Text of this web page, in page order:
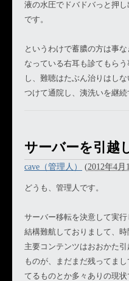
液の水圧でドバドバっと押
です。
というわけで蓄膿の方は事
なっている右耳も診てもら
し、難聴はたぶん治りはし
つけて通院し、洟洗いを継
サーバーを引越
cave（管理人） (2012年4月
どうも、管理人です。
サーバー移転を決意して実
結構難航しておりまして、
主要コンテンツはおおかた
ものが、まだまだ残ってま
てるものとか多々ありの現状